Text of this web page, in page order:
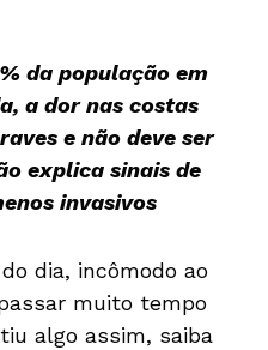
da população em
a dor nas costas
e não deve ser
explica sinais de
invasivos
dia, incômodo ao
muito tempo
algo assim, saiba